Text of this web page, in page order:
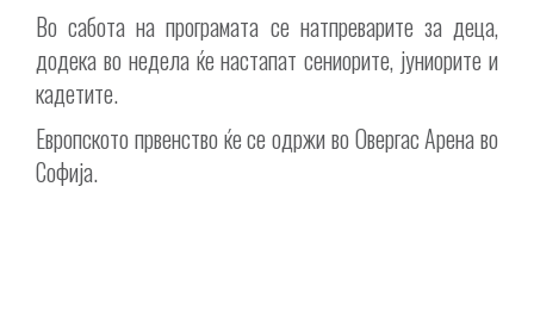
Во сабота на програмата се натпреварите за деца,
додека во недела ќе настапат сениорите, јуниорите и
кадетите.
Европското првенство ќе се одржи во Овергас Арена во
Софија.